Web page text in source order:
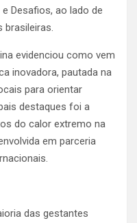
Desafios, ao lado de
evidenciou como vem
inovadora, pautada na
para orientar
destaques foi a
do calor extremo na
em parceria
das gestantes